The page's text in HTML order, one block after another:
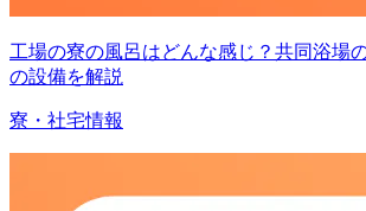
工場の寮の風呂はどんな感じ？共同浴場
の設備を解説
寮・社宅情報